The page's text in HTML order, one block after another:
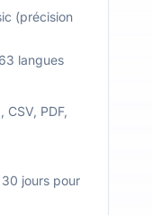
(précision
langues
PDF,
jours pour